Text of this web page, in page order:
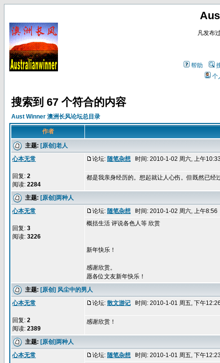
凡发布
帮助
个
搜索到 67 个符合的内容
Aust Winner 澳洲长风论坛总目录
作者
主题: [原创]老人
心本无常
回复: 2
阅读: 2284
论坛: 随笔杂想 时间: 2010-1-02 周六, 上午
都是我亲身经历的。想起就让人心伤。但既然已经
主题: [原创]两种人
心本无常
回复: 3
阅读: 3226
论坛: 随笔杂想 时间: 2010-1-02 周六, 上午
概括生活 评说各色人等 欣赏
新年快乐！
感谢欣赏。
愿各位文友新年快乐！
主题: [原创] 风尘中的男人
心本无常
回复: 2
阅读: 2389
论坛: 散文游记 时间: 2010-1-01 周五, 下午
感谢欣赏！
主题: [原创]两种人
心本无常
论坛: 随笔杂想 时间: 2010-1-01 周五, 下午